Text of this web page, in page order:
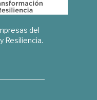
del
Resiliencia.